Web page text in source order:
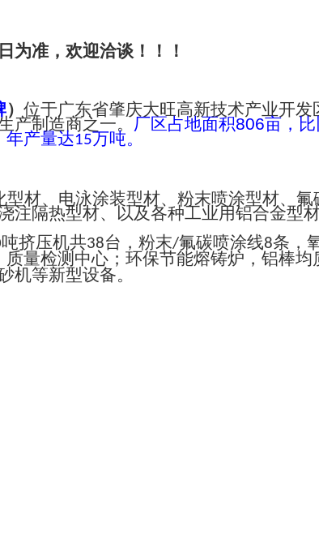
为准，欢迎洽谈！！！
） 位于广东省肇庆大旺高新技术产业开发
产制造商之一。 厂区占地面积806亩，
年产量达15万吨。
型材、电泳涂装型材、粉末喷涂型材、氟
注隔热型材、以及各种工业用铝合金型
吨挤压机共38台，粉末/氟碳喷涂线8条，
量检测中心；环保节能熔铸炉，铝棒均
机等新型设备。